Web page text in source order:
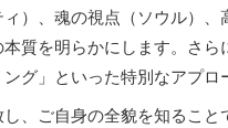
）、魂の視点（ソウル）
質を明らかにします。さ
グ」といった特別なアプロ
、ご自身の全貌を知るこ